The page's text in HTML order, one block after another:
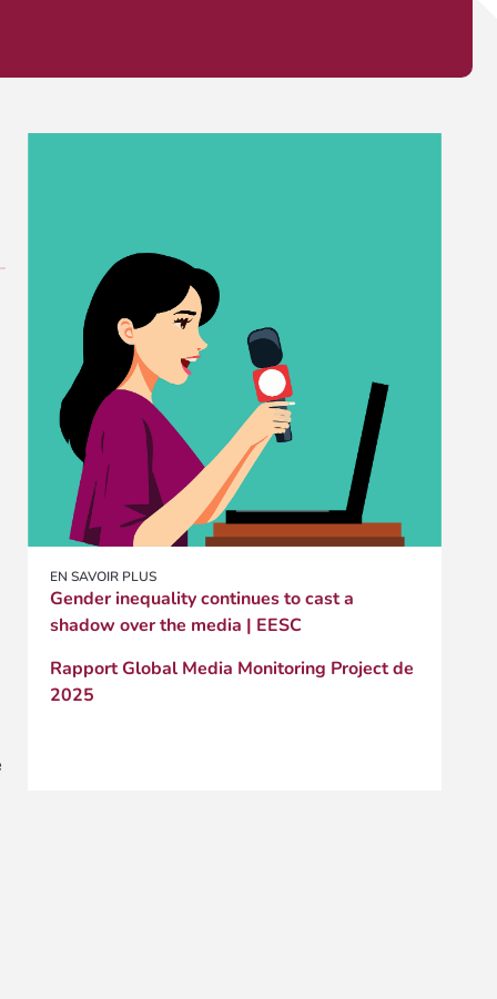
EN SAVOIR PLUS
Gender inequality continues to cast a
shadow over the media | EESC
Rapport Global Media Monitoring Project de
2025